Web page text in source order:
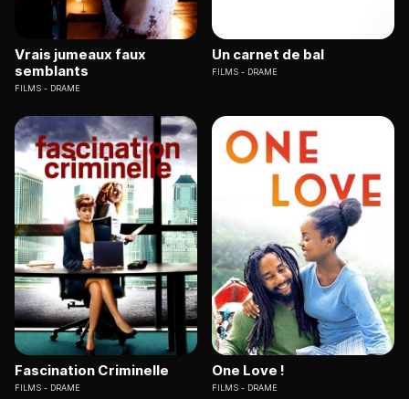
Vrais jumeaux faux
semblants
FILMS DRAME
Un carnet de bal
FILMS DRAME
Fascination Criminelle
FILMS DRAME
One Love !
FILMS DRAME